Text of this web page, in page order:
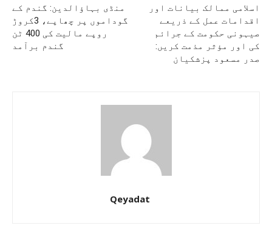
منڈی بہاؤالدین: گندم کے
گوداموں پر چھاپے، 3کروڑ
روپے مالیت کی 400 ٹن
گندم برآمد
اسلامی ممالک بیانات اور
اقدامات عمل کے ذریعے
صیہونی حکومت کے جرائم
کی اور مؤثر مذمت کریں:
صدر مسعود پزشکیان
Qeyadat